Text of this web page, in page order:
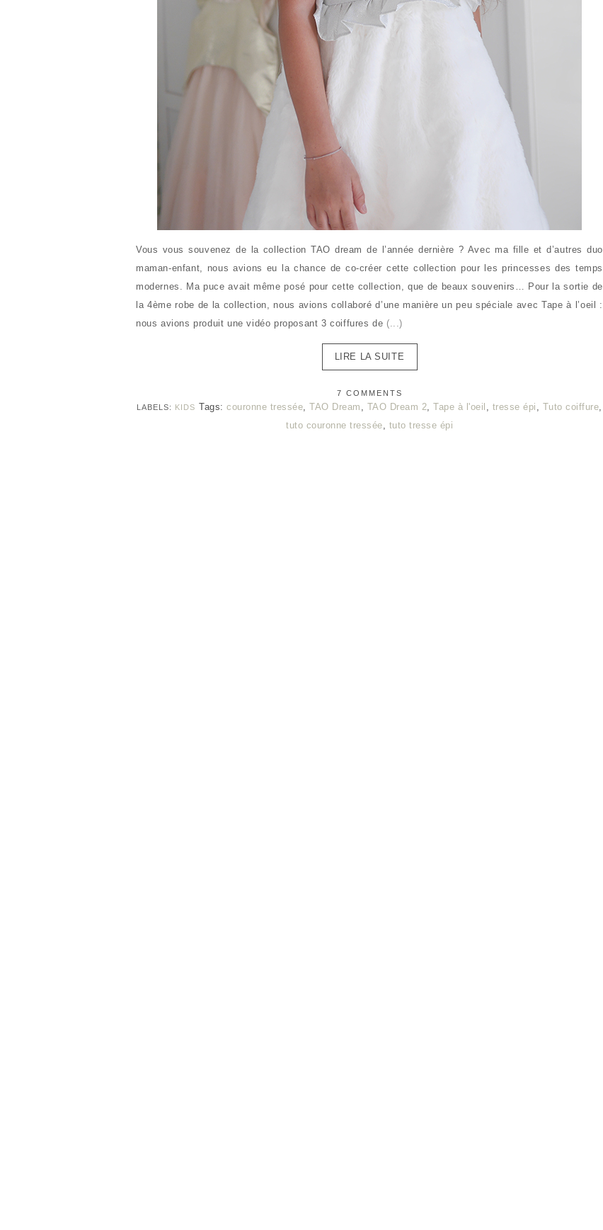
Vous vous souvenez de la collection TAO dream de l’année dernière ? Avec ma fille et d’autres duo
maman-enfant, nous avions eu la chance de co-créer cette collection pour les princesses des temps
modernes. Ma puce avait même posé pour cette collection, que de beaux souvenirs… Pour la sortie de
la 4ème robe de la collection, nous avions collaboré d’une manière un peu spéciale avec Tape à l’oeil :
nous avions produit une vidéo proposant 3 coiffures de (...)
LIRE LA SUITE
7 COMMENTS
LABELS: KIDS Tags:couronne tressée,TAO Dream , TAO Dream 2,Tape à l'oeil , tresse épi , Tuto coiffure,
tuto couronne tressée, tuto tresse épi